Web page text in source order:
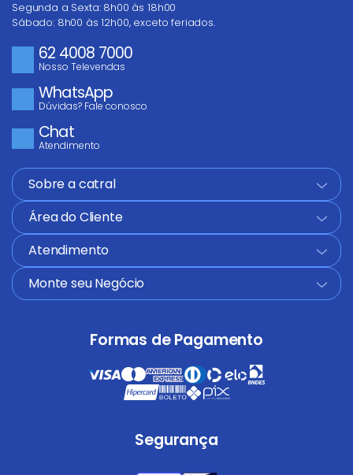
Segunda a Sexta: 8h00 às 18h00
Sábado: 8h00 às 12h00, exceto feriados.
62 4008 7000
Nosso Televendas
WhatsApp
Dúvidas? Fale conosco
Chat
Atendimento
Sobre a catral
+
Área do Cliente
+
Atendimento
+
Monte seu Negócio
+
Formas de Pagamento
Segurança